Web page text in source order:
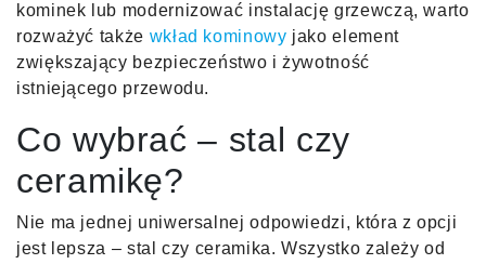
kominek lub modernizować instalację grzewczą, warto
rozważyć także wkład kominowy jako element
zwiększający bezpieczeństwo i żywotność
istniejącego przewodu.
Co wybrać – stal czy
ceramikę?
Nie ma jednej uniwersalnej odpowiedzi, która z opcji
jest lepsza – stal czy ceramika. Wszystko zależy od